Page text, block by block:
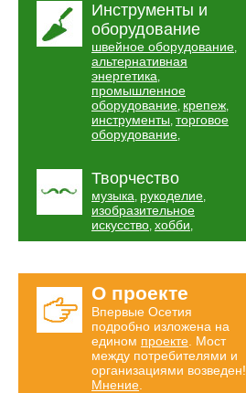
Инструменты и
оборудование
швейное оборудование,
альтернативная
энергетика,
промышленное
оборудование, крепеж,
инструменты, торговое
оборудование,
Творчество
музыка, рукоделие,
изобразительное
искусство, хобби,
О проекте
Впервые Осетия
подробно изложена на
едином проекте . Мост
между потребителями и
организациями возведен!
Мнение